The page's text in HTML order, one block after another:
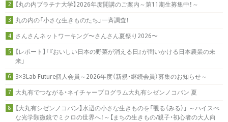
2 【丸の内プラチナ大学】2026年度開講のご案内～第11期生募集中！～
3 丸の内の「小さな生きものたち」一斉調査！
4 さんさんネットワーキング〜さんさん夏祭り2026〜
5
【レポート】「『おいしい日本の野菜が消える日』が問いかける日本農業の未
来」
6 3×3Lab Future個人会員～2026年度（新規・継続会員）募集のお知らせ～
7 大丸有でつながる・ネイチャープログラム大丸有シゼンノコパン 夏
8
【大丸有シゼンノコパン】水辺の小さな生きものを「覗る（みる）」 ～ハイスぺ
な光学顕微鏡でミクロの世界へ！～【まちの生きもの/親子・初心者の大人向